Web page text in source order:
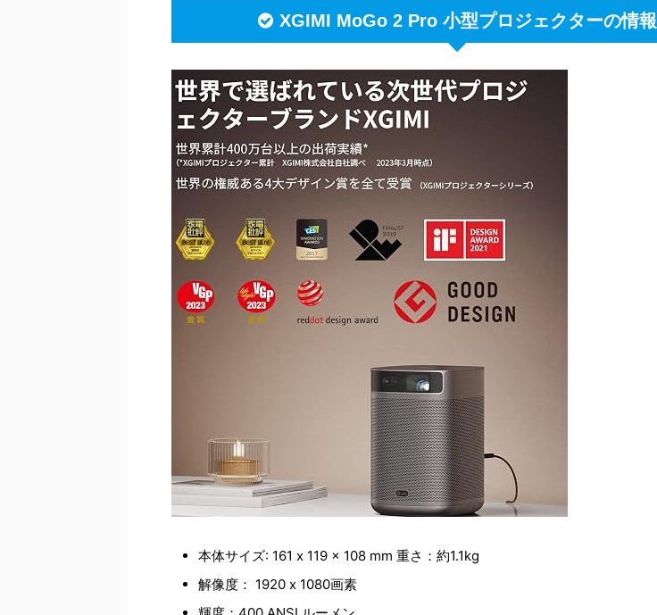
XGIMI MoGo 2 Pro 小型プロジェクターの情報
本体サイズ: 161 x 119 x 108 mm 重さ：約1.1kg
解像度： 1920 x 1080画素